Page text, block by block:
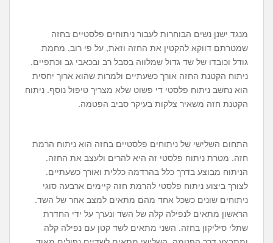
מנגד ישנן נשים הבוחרות לעבור ניתוחים פלסטיים בחזה
שמטרתם דווקא להקטין את החזה וזאת, על פי רוב, מחמת
גודל וכובדו של שד גדול שמלווה בסבל רב ובכאבי גב וכתפיים.
ניתוח הקטנת החזה אורך כשעתיים ולמרות שהוא ארוך יחסית
הוא נחשב ניתוח פלסטי די פשוט שלא מצריך טיפול נוסף. ניתוח
הקטנת חזה משאיר צלקות בעיקר סביב הפטמה.
התחום השלישי של ניתוחים פלסטיים בחזה הוא ניתוח הרמת
חזה. מטרת ניתוח פלסטי זה היא להרים ולעצב את החזה.
הניתוח מבוצע בדרך כלל בהרדמה כללית ואורך כשעתיים.
לצורך ביצוע ניתוח פלסטי להרמת חזה קיימים ארבעה סוגי
ניתוחים שונים כשכל אחד מהם מתאים למצב אחר של השד.
הראשון מתאים לנפילה קלה של השד ונערך על ידי החדרת
שתלי סיליקון בחזה. השני מתאים לשד קטן עם נפילה קלה